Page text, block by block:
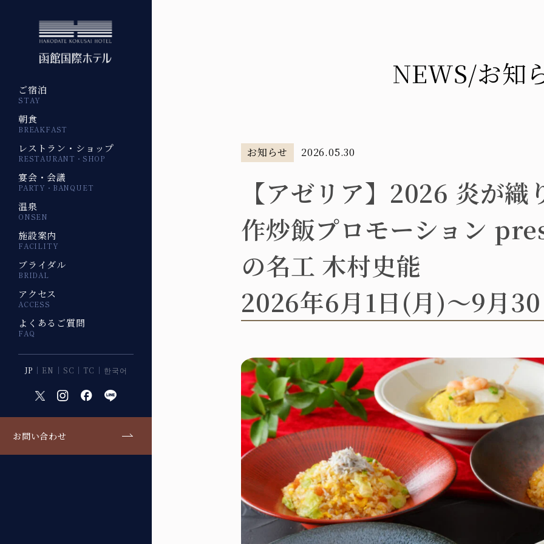
ご宿泊
STAY
朝食
BREAKFAST
レストラン・ショップ
RESTAURANT・SHOP
宴会・会議
PARTY・BANQUET
温泉
ONSEN
施設案内
FACILITY
ブライダル
BRIDAL
アクセス
ACCESS
よくあるご質問
FAQ
JP EN SC TC 한국어
お問い合わせ
NEWS/お知
お知らせ 2026.05.30
【アゼリア】2026 炎が
作炒飯プロモーション
の名工 木村史能
2026年6月1日(月)～9月